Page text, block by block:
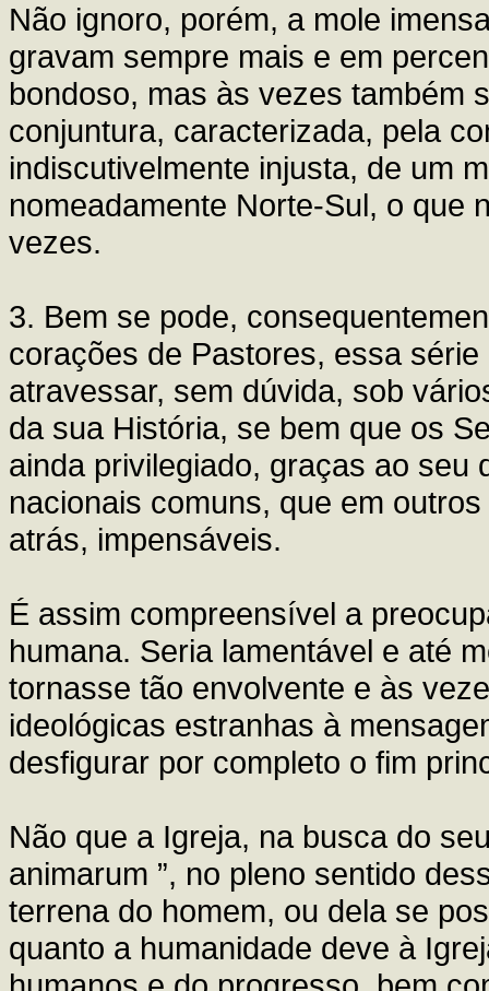
Não ignoro, porém, a mole
gravam sempre mais e em
bondoso, mas às vezes também
conjuntura, caracterizada, pela
indiscutivelmente injusta, de um
nomeadamente Norte-Sul, o que
vezes.
3. Bem se pode,
corações de Pastores, essa
atravessar, sem dúvida, sob
da sua História, se bem que os
ainda privilegiado, graças ao seu
nacionais comuns, que em
atrás, impensáveis.
É assim compreensível a
humana. Seria lamentável e até
tornasse tão envolvente e às
ideológicas estranhas à
desfigurar por completo o fim
Não que a Igreja, na busca do
animarum ”, no pleno sentido
terrena do homem, ou dela se
quanto a humanidade deve à